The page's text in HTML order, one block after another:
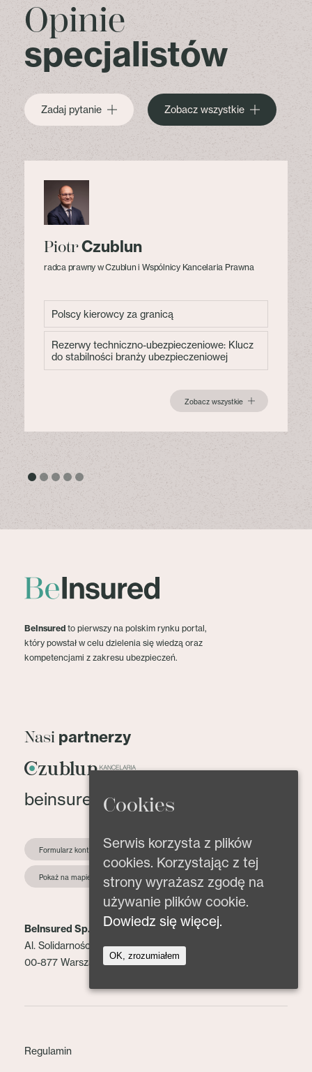
Opinie
specjalistów
Zadaj pytanie Zobacz wszystkie
PiotrCzublun
radca prawny w Czublun i Wspólnicy Kancelaria Prawna
Polscy kierowcy za granicą
Rezerwy techniczno-ubezpieczeniowe: Klucz
do stabilności branży ubezpieczeniowej
Zobacz wszystkie
BeInsured to pierwszy na polskim rynku portal,
który powstał w celu dzielenia się wiedzą oraz
kompetencjami z zakresu ubezpieczeń.
Nasi partnerzy
beinsured@beinsured.pl
Formularz kontaktowy
Pokaż na mapie
BeInsured Sp. z o.o.
Al. Solidarności 153 lok. 2
00-877 Warszawa
Regulamin
Cookies
Serwis korzysta z plików
cookies. Korzystając z tej
strony wyrażasz zgodę na
używanie plików cookie.
Dowiedz się więcej.
OK, zrozumiałem